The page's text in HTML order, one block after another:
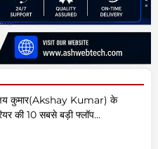
कुमार(Akshay Kumar) के
की 10 सबसे बड़ी फ्लॉप...